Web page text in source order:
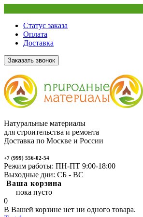
Статус заказа
Оплата
Доставка
Заказать звонок
Натуральные материалы
для строительства и ремонта
Доставка по Москве и России
+7 (999) 556-02-54
Режим работы: ПН-ПТ 9:00-18:00
Выходные дни: СБ - ВС
Ваша корзина
пока пусто
0
В Вашей корзине нет ни одного товара.